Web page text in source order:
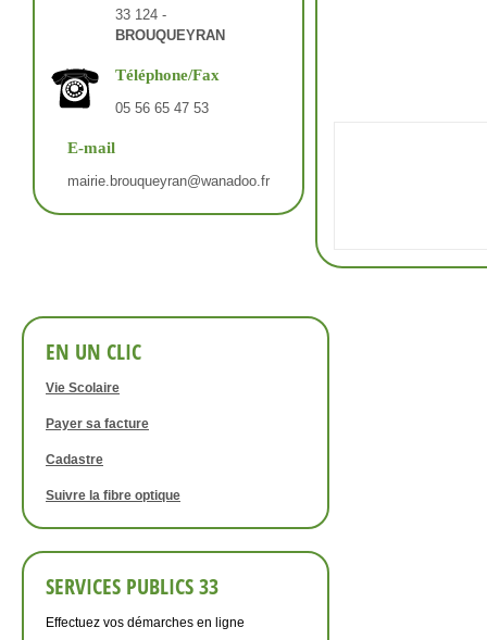
33 124 -
BROUQUEYRAN
Téléphone/Fax
05 56 65 47 53
E-mail
mairie.brouqueyran@wanadoo.fr
EN UN CLIC
Vie Scolaire
Payer sa facture
Cadastre
Suivre la fibre optique
SERVICES PUBLICS 33
Effectuez vos démarches en ligne